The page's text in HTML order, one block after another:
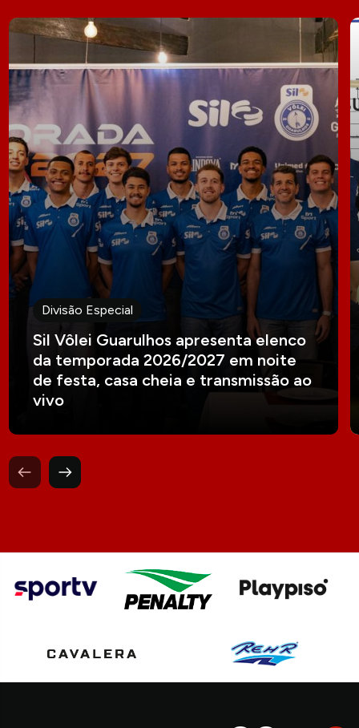
Divisão Especial
Sil Vôlei Guarulhos apresenta elenco
da temporada 2026/2027 em noite
de festa, casa cheia e transmissão ao
vivo